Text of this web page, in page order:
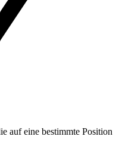
auf eine bestimmte Position